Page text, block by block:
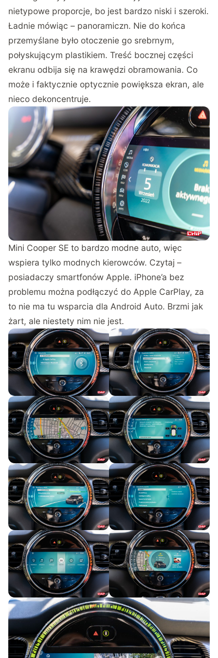
nietypowe proporcje, bo jest bardzo niski i szeroki.
Ładnie mówiąc – panoramiczn. Nie do końca
przemyślane było otoczenie go srebrnym,
połyskującym plastikiem. Treść bocznej części
ekranu odbija się na krawędzi obramowania. Co
może i faktycznie optycznie powiększa ekran, ale
nieco dekoncentruje.
Mini Cooper SE to bardzo modne auto, więc
wspiera tylko modnych kierowców. Czytaj –
posiadaczy smartfonów Apple. iPhone’a bez
problemu można podłączyć do Apple CarPlay, za
to nie ma tu wsparcia dla Android Auto. Brzmi jak
żart, ale niestety nim nie jest.